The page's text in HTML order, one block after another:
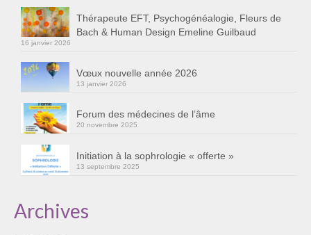
Cursus « Le chemin par la psyché »
Sophro-Méditation tous les lundis soir en visio
Sophrologie
Témoignages B
Prendre contact
Thérapeute EFT, Psychogénéalogie, Fleurs de
Bach & Human Design Emeline Guilbaud
16 janvier 2026
Vœux nouvelle année 2026
13 janvier 2026
Forum des médecines de l’âme
20 novembre 2025
Initiation à la sophrologie « offerte »
13 septembre 2025
Archives